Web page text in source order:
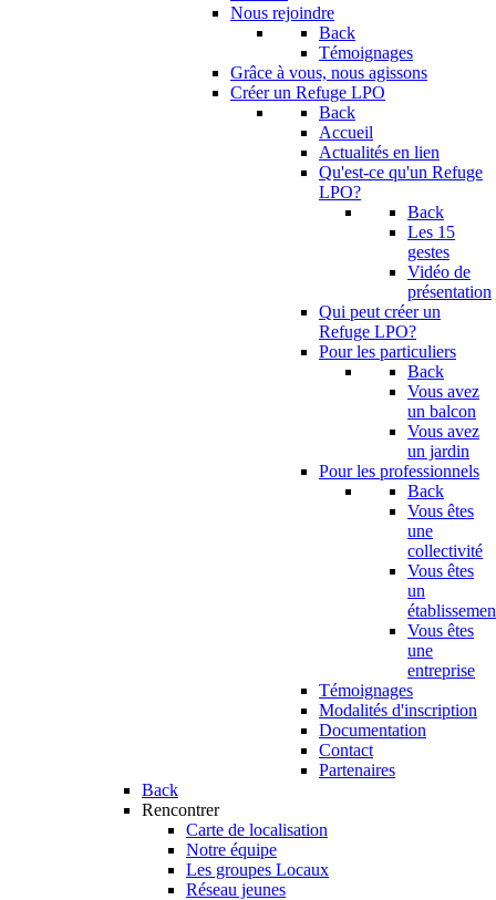
Nous rejoindre
Back
Témoignages
Grâce à vous, nous agissons
Créer un Refuge LPO
Back
Accueil
Actualités en lien
Qu'est-ce qu'un Refuge
LPO?
Back
Les 15
gestes
Vidéo de
présentation
Qui peut créer un
Refuge LPO?
Pour les particuliers
Back
Vous avez
un balcon
Vous avez
un jardin
Pour les professionnels
Back
Vous êtes
une
collectivité
Vous êtes
un
Vous êtes
une
entreprise
Témoignages
Modalités d'inscription
Documentation
Contact
Partenaires
Back
Rencontrer
Carte de localisation
Notre équipe
Les groupes Locaux
Réseau jeunes